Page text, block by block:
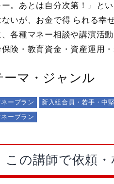
。あとは自分次第！』と
いが、お金で得 られる幸
、各種マネー相談や講演活
険・教育資金・資産運用
ーマ・ジャンル
ープラン 新入組合員・若手・中
ープラン
この講師で依頼・